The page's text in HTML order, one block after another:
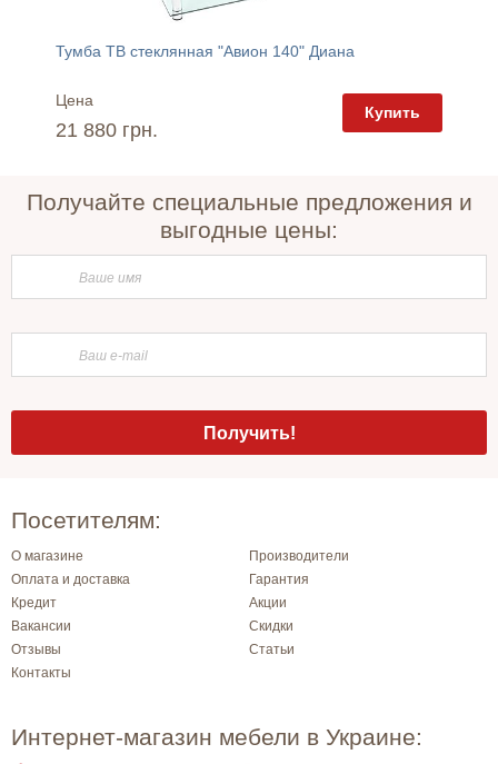
Тумба ТВ стеклянная "Авион 140" Диана
Цена
21 880 грн.
Купить
Получайте специальные предложения и
выгодные цены:
Посетителям:
О магазине
Производители
Оплата и доставка
Гарантия
Кредит
Акции
Вакансии
Скидки
Отзывы
Статьи
Контакты
Интернет-магазин мебели в Украине: